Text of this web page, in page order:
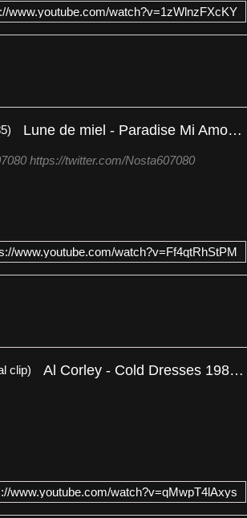
www.youtube.com/watch?v=1zWlnzFXcKY
Lune de miel - Paradise Mi Amor (1985)
https://twitter.com/Nosta607080
www.youtube.com/watch?v=Ff4qtRhStPM
Al Corley - Cold Dresses 1984 Original clip)
www.youtube.com/watch?v=qMwpT4lAxys